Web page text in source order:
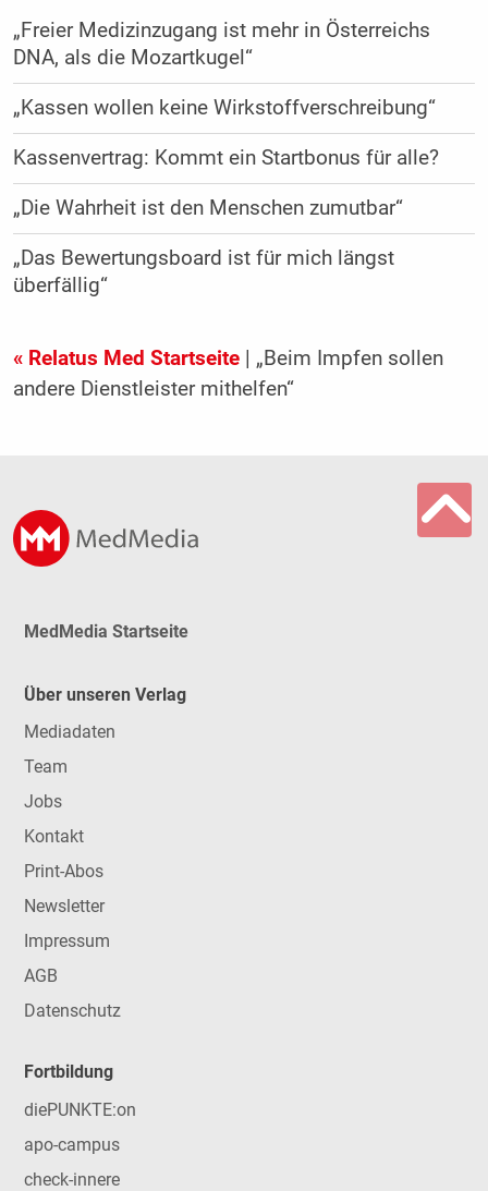
„Freier Medizinzugang ist mehr in Österreichs
DNA, als die Mozartkugel“
„Kassen wollen keine Wirkstoffverschreibung“
Kassenvertrag: Kommt ein Startbonus für alle?
„Die Wahrheit ist den Menschen zumutbar“
„Das Bewertungsboard ist für mich längst
überfällig“
« Relatus Med Startseite| „Beim Impfen sollen
andere Dienstleister mithelfen“
MedMedia Startseite
Über unseren Verlag
Mediadaten
Team
Jobs
Kontakt
Print-Abos
Newsletter
Impressum
AGB
Datenschutz
Fortbildung
diePUNKTE:on
apo-campus
check-innere